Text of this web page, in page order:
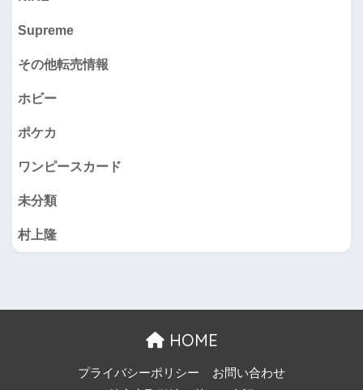
Supreme
その他転売情報
ホビー
ポケカ
ワンピースカード
未分類
村上隆
HOME
プライバシーポリシー
お問い合わせ